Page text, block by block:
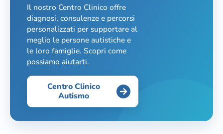
Il nostro Centro Clinico offre
diagnosi, consulenze e percorsi
personalizzati per supportare al
meglio le persone autistiche e
le loro famiglie. Scopri come
possiamo aiutarti.
Centro Clinico
Autismo